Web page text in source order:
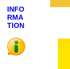
INFO
RMA
TION